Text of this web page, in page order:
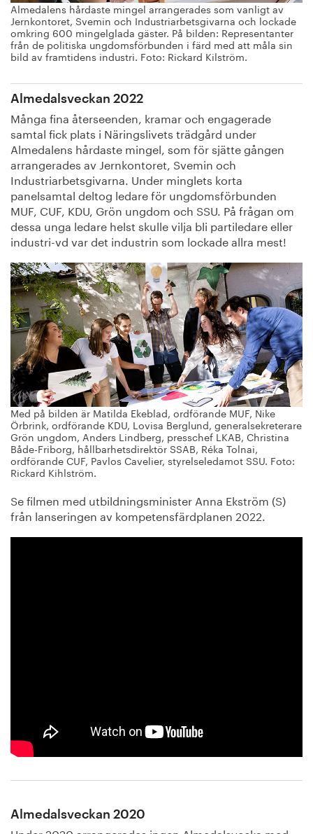
Almedalens hårdaste mingel arrangerades som vanligt av
Jernkontoret, Svemin och Industriarbetsgivarna och lockade
omkring 600 mingelglada gäster. På bilden: Representanter
från de politiska ungdomsförbunden i färd med att måla sin
bild av framtidens industri. Foto: Rickard Kilström.
Almedalsveckan 2022
Många fina återseenden, kramar och engagerade
samtal fick plats i Näringslivets trädgård under
Almedalens hårdaste mingel, som för sjätte gången
arrangerades av Jernkontoret, Svemin och
Industriarbetsgivarna. Under minglets korta
panelsamtal deltog ledare för ungdomsförbunden
MUF, CUF, KDU, Grön ungdom och SSU. På frågan om
dessa unga ledare helst skulle vilja bli partiledare eller
industri-vd var det industrin som lockade allra mest!
Med på bilden är Matilda Ekeblad, ordförande MUF, Nike
Örbrink, ordförande KDU, Lovisa Berglund, generalsekreterare
Grön ungdom, Anders Lindberg, presschef LKAB, Christina
Både-Friborg, hållbarhetsdirektör SSAB, Réka Tolnai,
ordförande CUF, Pavlos Cavelier, styrelseledamot SSU. Foto:
Rickard Kihlström.
Se filmen med utbildningsminister Anna Ekström (S)
från lanseringen av kompetensfärdplanen 2022.
Almedalsveckan 2020